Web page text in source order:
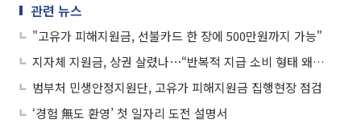
관련 뉴스
"고유가 피해지원금, 선불카드 한 장에 500만원까지 가능"
지자체 지원금, 상권 살렸나⋯“반복적 지급 소비 형태 왜곡”
범부처 민생안정지원단, 고유가 피해지원금 집행현장 점검
‘경험 無도 환영’ 첫 일자리 도전 설명서